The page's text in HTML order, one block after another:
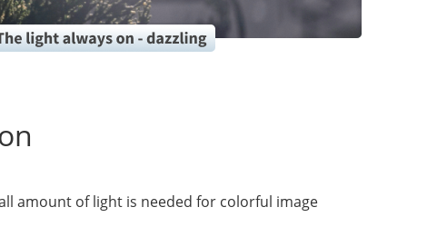
amount of light is needed for colorful image